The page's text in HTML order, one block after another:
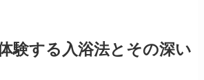
験する入浴法とその深い